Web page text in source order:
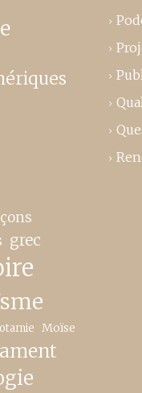
grec
Moïse